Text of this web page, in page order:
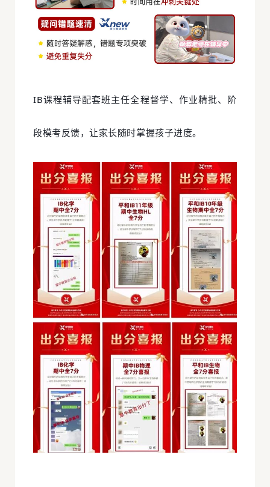
IB课程辅导配套班主任全程督学、作业精批、阶
段模考反馈，让家长随时掌握孩子进度。